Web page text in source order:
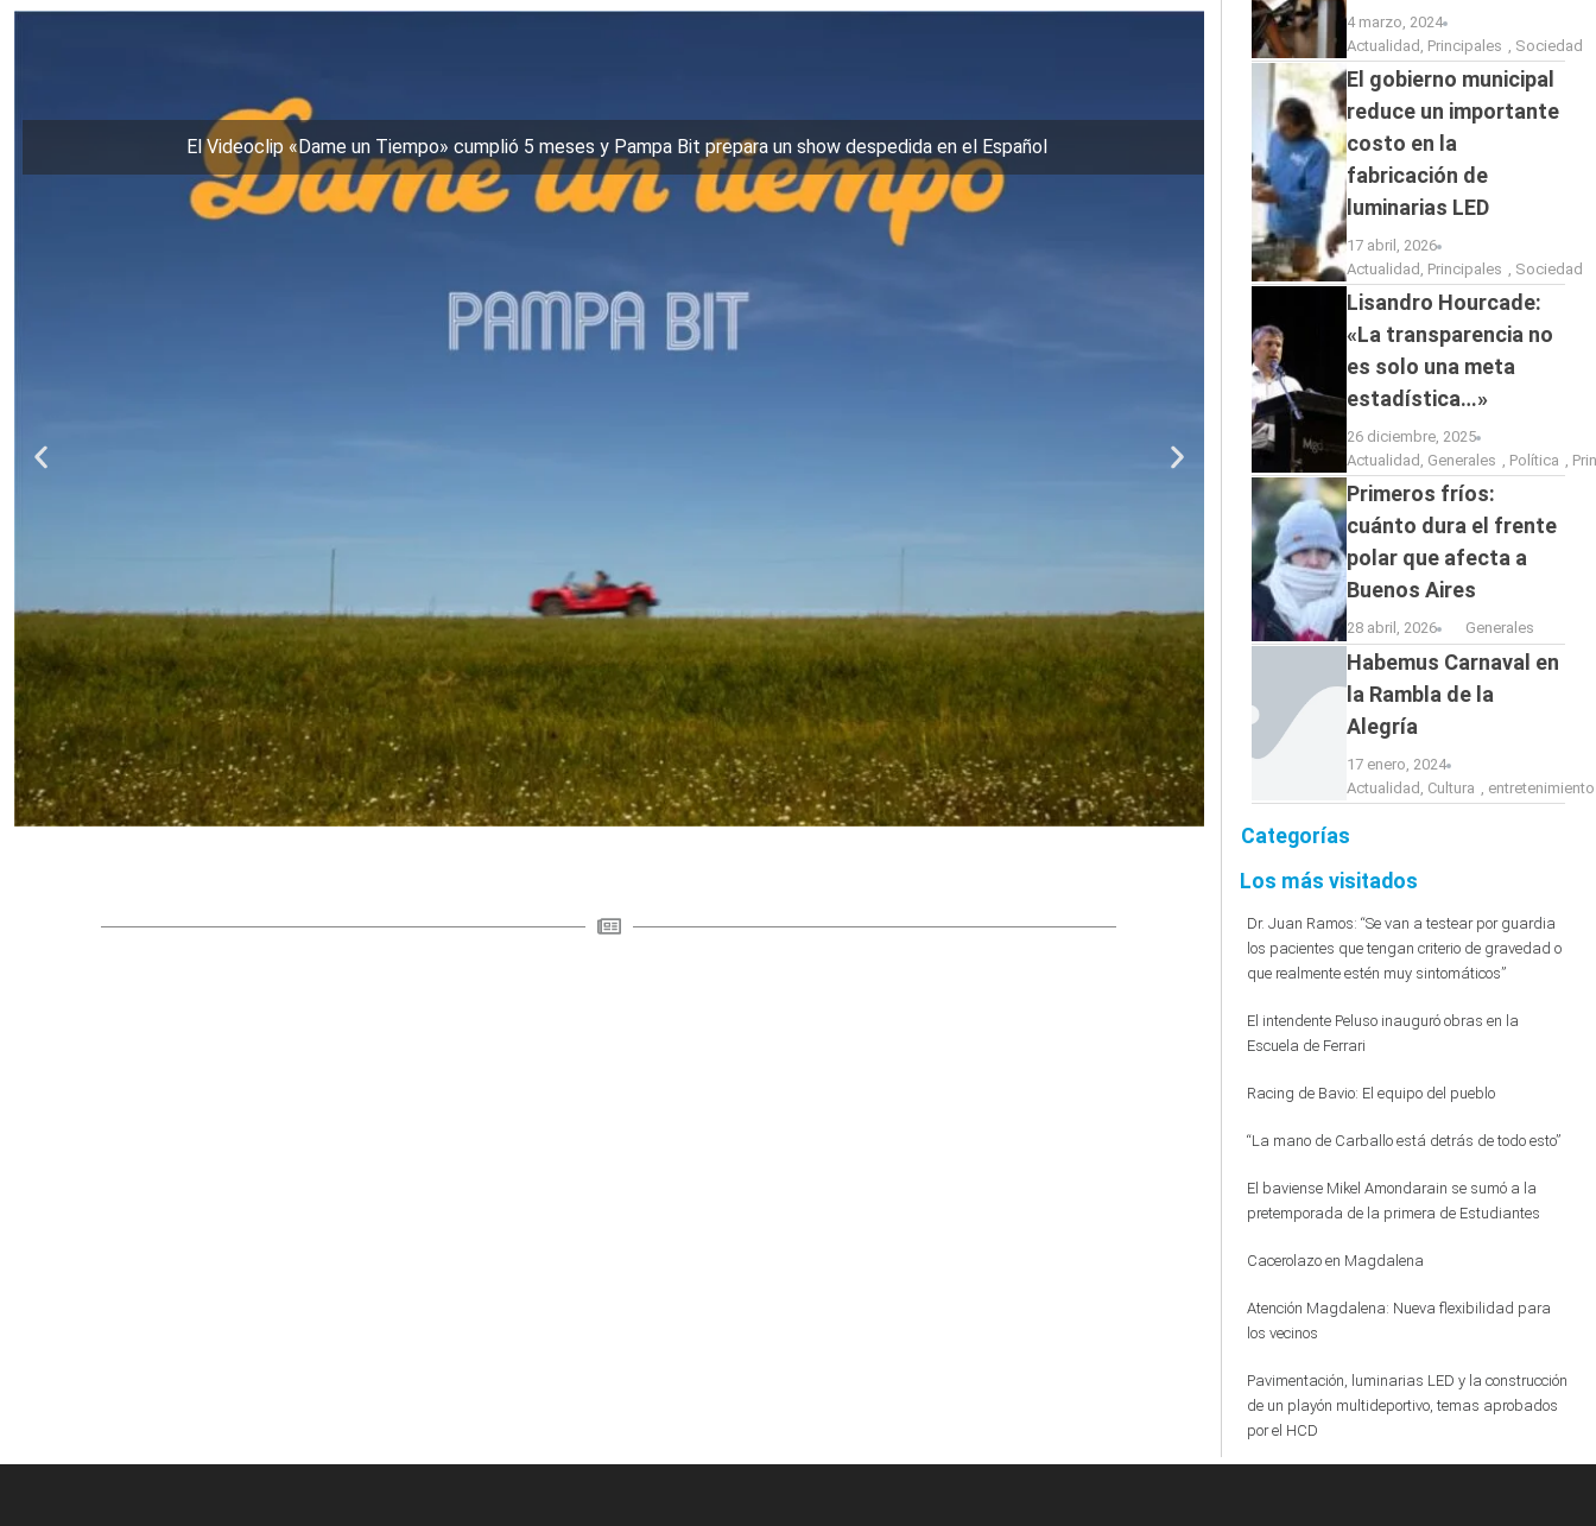
El Videoclip «Dame un Tiempo» cumplió 5 meses y Pampa Bit prepara un show despedida en el Español
4 marzo, 2024
Actualidad , Principales , Sociedad
El gobierno municipal
reduce un importante
costo en la
fabricación de
luminarias LED
17 abril, 2026
Actualidad , Principales , Sociedad
Lisandro Hourcade:
«La transparencia no
es solo una meta
estadística…»
26 diciembre, 2025
Actualidad , Generales , Política ,
Primeros fríos:
cuánto dura el frente
polar que afecta a
Buenos Aires
28 abril, 2026 Generales
Habemus Carnaval en
la Rambla de la
Alegría
17 enero, 2024
Actualidad , Cultura , entretenimiento
Categorías
Los más visitados
Dr. Juan Ramos: “Se van a testear por guardia
los pacientes que tengan criterio de gravedad o
que realmente estén muy sintomáticos”
El intendente Peluso inauguró obras en la
Escuela de Ferrari
Racing de Bavio: El equipo del pueblo
“La mano de Carballo está detrás de todo esto”
El baviense Mikel Amondarain se sumó a la
pretemporada de la primera de Estudiantes
Cacerolazo en Magdalena
Atención Magdalena: Nueva flexibilidad para
los vecinos
Pavimentación, luminarias LED y la construcción
de un playón multideportivo, temas aprobados
por el HCD